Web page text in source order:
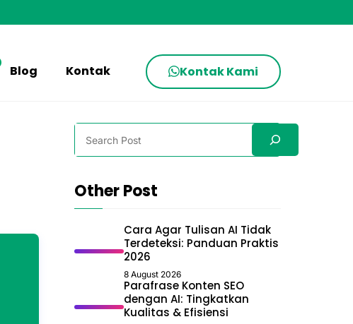
Blog Kontak Kontak Kami
Search
Other Post
Cara Agar Tulisan AI Tidak
Terdeteksi: Panduan Praktis
2026
8 August 2026
Parafrase Konten SEO
dengan AI: Tingkatkan
Kualitas & Efisiensi